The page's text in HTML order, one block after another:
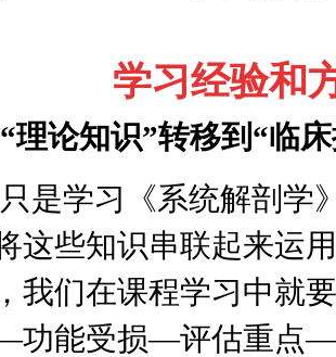
学习经验和
“理论知识”转移到 “临
是学习《系统解剖学
这些知识串联起来运用
我们在课程学习中就
功能受损—评估重点—